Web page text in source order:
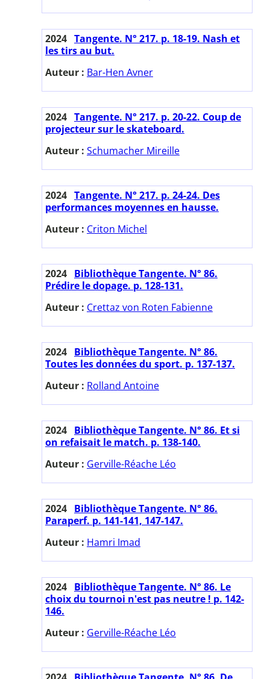
2024 Tangente. N° 217. p. 18-19. Nash et
les tirs au but.
Auteur : Bar-Hen Avner
2024 Tangente. N° 217. p. 20-22. Coup de
projecteur sur le skateboard.
Auteur : Schumacher Mireille
2024 Tangente. N° 217. p. 24-24. Des
performances moyennes en hausse.
Auteur : Criton Michel
2024 Bibliothèque Tangente. N° 86.
Prédire le dopage. p. 128-131.
Auteur : Crettaz von Roten Fabienne
2024 Bibliothèque Tangente. N° 86.
Toutes les données du sport. p. 137-137.
Auteur : Rolland Antoine
2024 Bibliothèque Tangente. N° 86. Et si
on refaisait le match. p. 138-140.
Auteur : Gerville-Réache Léo
2024 Bibliothèque Tangente. N° 86.
Paraperf. p. 141-141, 147-147.
Auteur : Hamri Imad
2024 Bibliothèque Tangente. N° 86. Le
choix du tournoi n'est pas neutre ! p. 142-
146.
Auteur : Gerville-Réache Léo